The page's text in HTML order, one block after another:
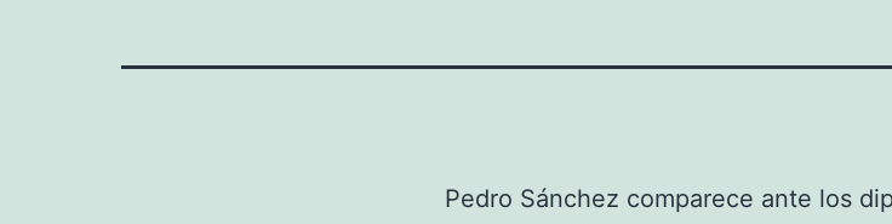
Pedro Sánchez comparece ante los